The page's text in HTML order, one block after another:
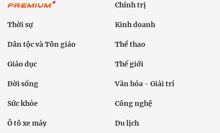
Chính trị
Thời sự Kinh doanh
Dân tộc và Tôn giáo Thể thao
Giáo dục Thế giới
Đời sống Văn hóa - Giải trí
Sức khỏe Công nghệ
Ô tô xe máy Du lịch